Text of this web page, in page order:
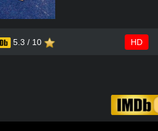
5.3 / 10 HD